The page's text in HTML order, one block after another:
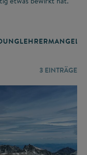
LEHRERMANGEL
3 EINTRÄGE